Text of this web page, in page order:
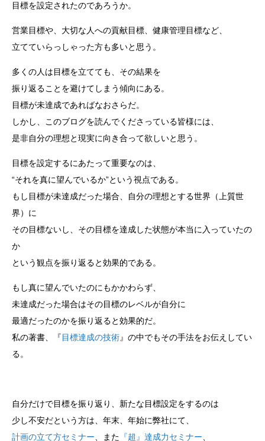
目標を設定されたのであろうか。
営業目標や、大切な人への貢献目標、健康管理目標など、
立てていらっしゃった方も多いと思う。
多くの人は目標を立てても、その結果を
振り返ることを避けてしまう傾向にある。
目標が未達成であればなおさらだ。
しかし、このブログを読んでくださっている皆様には、
是非自分の理想と現実に向き合って欲しいと思う。
目標を設定するにあたって重要なのは、
“それを真に望んでいるか”という視点である。
もし目標が未達成だった場合、自分の理想とする世界（上質世
界）に
その目標ないし、その目標を達成した状態が本当に入っていたの
か
という観点を振り返ると効果的である。
もし真に望んでいたのにもかかわらず、
未達成だった場合はその目標のレベルが自分に
最適だったのかを振り返ると効果的だ。
私の著書、『目標達成の技術』の中でもその手法をお伝えしてい
る。
自分だけで目標を振り返り、新たな目標設定をするのは
少し不安だという方は、年末、年始に弊社にて、
計画の立て方セミナー 、また 『超』達成力セミナー